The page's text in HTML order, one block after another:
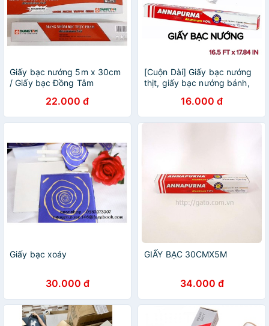
Giấy bạc nướng 5m x 30cm
/ Giấy bạc Đồng Tâm
22.000 đ
[Cuộn Dài] Giấy bạc nướng
thịt, giấy bạc nướng bánh,
nhôm UNNAPARNA
16.000 đ
Giấy bạc xoáy
30.000 đ
GIẤY BẠC 30CMX5M
34.000 đ